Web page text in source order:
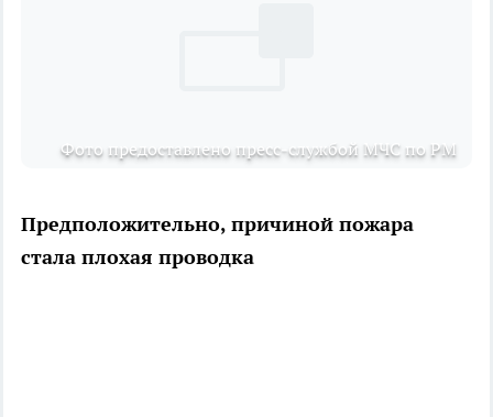
Фото предоставлено пресс-службой МЧС по РМ
Предположительно, причиной пожара
стала плохая проводка